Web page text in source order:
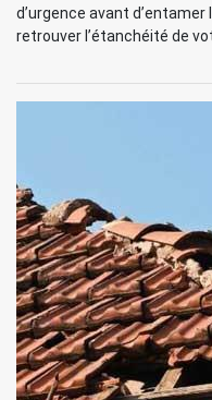
d’urgence avant
retrouver l’étanchéité de